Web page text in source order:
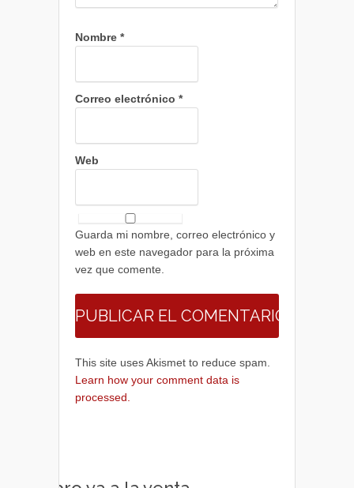
Nombre *
Correo electrónico *
Web
Guarda mi nombre, correo electrónico y
web en este navegador para la próxima
vez que comente.
This site uses Akismet to reduce spam.
Learn how your comment data is
processed.